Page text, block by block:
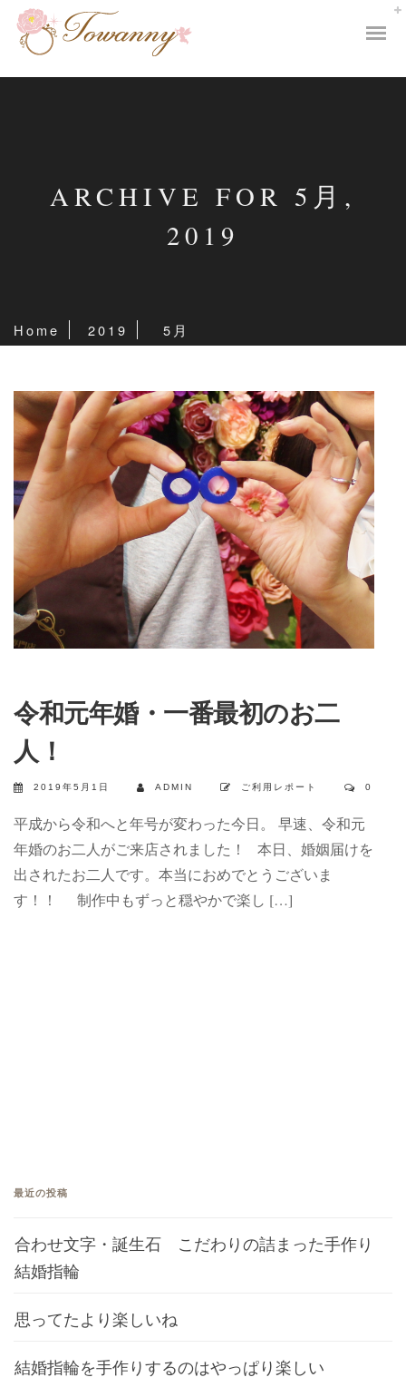
ARCHIVE FOR 5月,
2019
Home 2019 5月
令和元年婚・一番最初のお二
人！
2019年5月1日 ADMIN ご利用レポート 0
平成から令和へと年号が変わった今日。 早速、令和元
年婚のお二人がご来店されました！ 本日、婚姻届けを
出されたお二人です。本当におめでとうございま
す！！ 制作中もずっと穏やかで楽し […]
最近の投稿
合わせ文字・誕生石 こだわりの詰まった手作り
結婚指輪
思ってたより楽しいね
結婚指輪を手作りするのはやっぱり楽しい